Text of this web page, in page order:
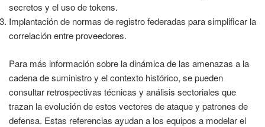
secretos y el uso de tokens.
Implantación de normas de registro federadas para simplificar la
correlación entre proveedores.
Para más información sobre la dinámica de las amenazas a la
cadena de suministro y el contexto histórico, se pueden
consultar retrospectivas técnicas y análisis sectoriales que
trazan la evolución de estos vectores de ataque y patrones de
defensa. Estas referencias ayudan a los equipos a modelar el